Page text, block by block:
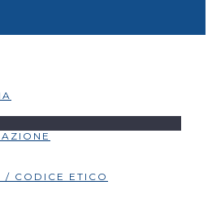
/ CODICE ETICO